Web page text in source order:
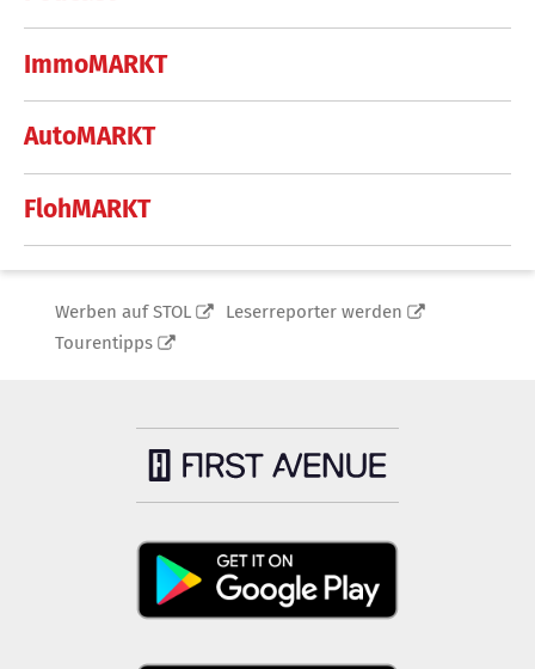
ImmoMARKT
AutoMARKT
FlohMARKT
Werben auf STOL
Leserreporter werden
Tourentipps